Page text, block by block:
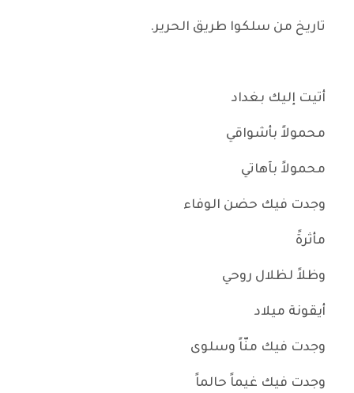
تاريخ من سلكوا طريق الحرير.
أتيت إليك بغداد
محمولاً بأشواقي
محمولاً بآهاتي
وجدت فيك حضن الوفاء
مأثرةً
وظلاً لظلال روحي
أيقونة ميلاد
وجدت فيك منّاً وسلوى
وجدت فيك غيماً حالماً